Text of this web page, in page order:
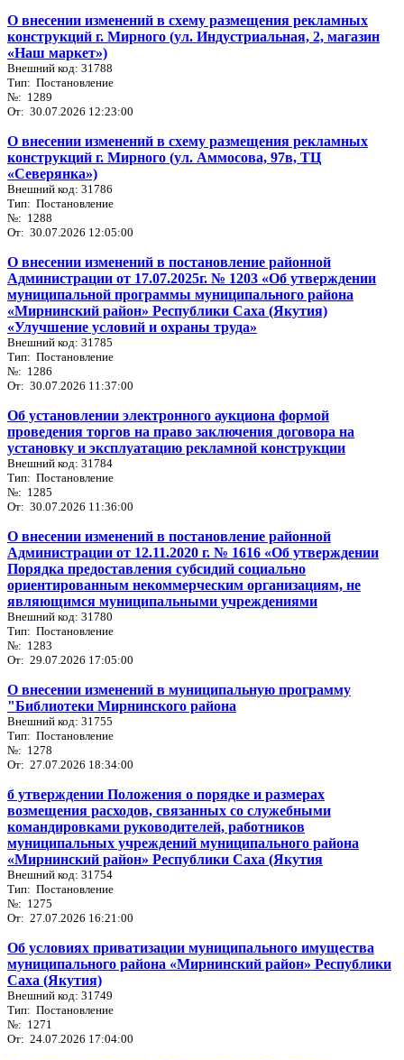
О внесении изменений в схему размещения рекламных
конструкций г. Мирного (ул. Индустриальная, 2, магазин
«Наш маркет»)
Внешний код: 31788
Тип: Постановление
№: 1289
От: 30.07.2026 12:23:00
О внесении изменений в схему размещения рекламных
конструкций г. Мирного (ул. Аммосова, 97в, ТЦ
«Северянка»)
Внешний код: 31786
Тип: Постановление
№: 1288
От: 30.07.2026 12:05:00
О внесении изменений в постановление районной
Администрации от 17.07.2025г. № 1203 «Об утверждении
муниципальной программы муниципального района
«Мирнинский район» Республики Саха (Якутия)
«Улучшение условий и охраны труда»
Внешний код: 31785
Тип: Постановление
№: 1286
От: 30.07.2026 11:37:00
Об установлении электронного аукциона формой
проведения торгов на право заключения договора на
установку и эксплуатацию рекламной конструкции
Внешний код: 31784
Тип: Постановление
№: 1285
От: 30.07.2026 11:36:00
О внесении изменений в постановление районной
Администрации от 12.11.2020 г. № 1616 «Об утверждении
Порядка предоставления субсидий социально
ориентированным некоммерческим организациям, не
являющимся муниципальными учреждениями
Внешний код: 31780
Тип: Постановление
№: 1283
От: 29.07.2026 17:05:00
О внесении изменений в муниципальную программу
"Библиотеки Мирнинского района
Внешний код: 31755
Тип: Постановление
№: 1278
От: 27.07.2026 18:34:00
б утверждении Положения о порядке и размерах
возмещения расходов, связанных со служебными
командировками руководителей, работников
муниципальных учреждений муниципального района
«Мирнинский район» Республики Саха (Якутия
Внешний код: 31754
Тип: Постановление
№: 1275
От: 27.07.2026 16:21:00
Об условиях приватизации муниципального имущества
муниципального района «Мирнинский район» Республики
Саха (Якутия)
Внешний код: 31749
Тип: Постановление
№: 1271
От: 24.07.2026 17:04:00